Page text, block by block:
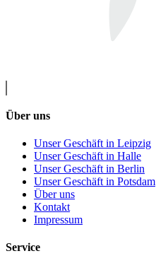
Über uns
Unser Geschäft in Leipzig
Unser Geschäft in Halle
Unser Geschäft in Berlin
Unser Geschäft in Potsdam
Über uns
Kontakt
Impressum
Service